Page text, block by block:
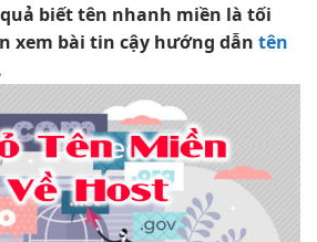
biết tên nhanh miền là tối
xem bài tin cậy hướng dẫn tên